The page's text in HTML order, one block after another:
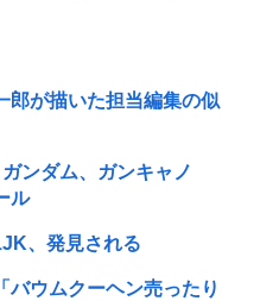
郎が描いた担当編集の似
ンダム、ガンキャノ
ル
、発見される
バウムクーヘン売ったり